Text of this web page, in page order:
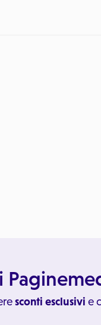
sconti esclusivi e